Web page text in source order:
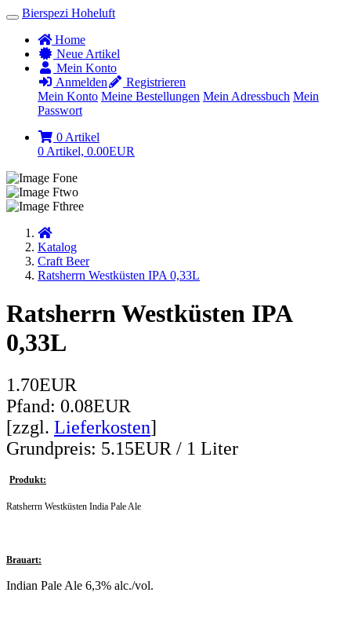
Bierspezi Hoheluft
Home
Neue Artikel
Mein Konto
Anmelden
Registrieren
Mein Konto Meine Bestellungen Mein Adressbuch Mein
Passwort
0 Artikel
0 Artikel, 0.00EUR
Startseite
Katalog
Craft Beer
Ratsherrn Westküsten IPA 0,33L
Ratsherrn Westküsten IPA
0,33L
1.70EUR
Pfand: 0.08EUR
[zzgl. Lieferkosten]
Grundpreis: 5.15EUR / 1 Liter
Produkt:
Ratsherrn Westküsten India Pale Ale
Brauart:
Indian Pale Ale 6,3% alc./vol.